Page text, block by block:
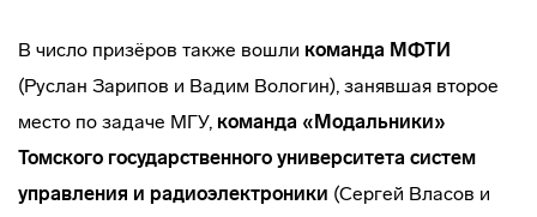
В число призёров также вошли команда МФТИ
(Руслан Зарипов и Вадим Вологин), занявшая второе
место по задаче МГУ, команда «Модальники»
Томского государственного университета систем
управления и радиоэлектроники (Сергей Власов и